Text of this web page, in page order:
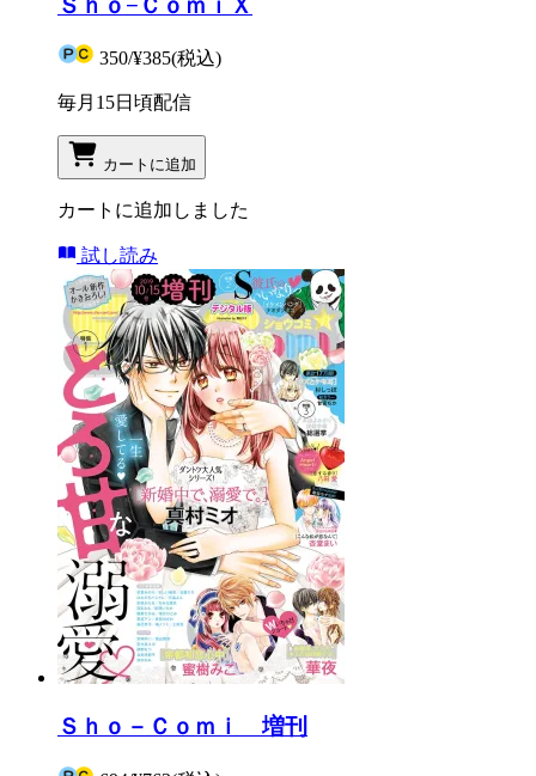
350/¥385(税込)
毎月15日頃配信
カートに追加
カートに追加しました
試し読み
Ｓｈｏ－Ｃｏｍｉ 増刊